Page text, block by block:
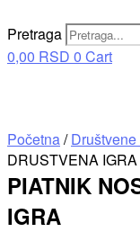
Pretraga
0,00 RSD 0 Cart
Početna/
DRUSTVENA IGRA
PIATNIK
IGRA